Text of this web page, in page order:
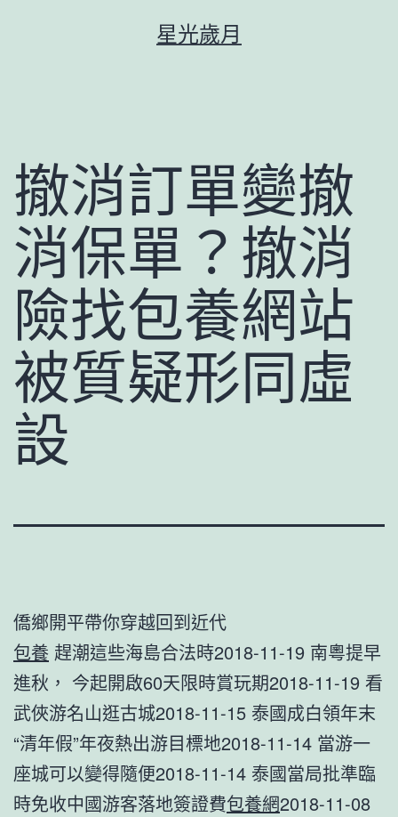
星光歲月
撤消訂單變撤
消保單？撤消
險找包養網站
被質疑形同虛
設
僑鄉開平帶你穿越回到近代
包養 趕潮這些海島合法時2018-11-19 南粵提早
進秋， 今起開啟60天限時賞玩期2018-11-19 看
武俠游名山逛古城2018-11-15 泰國成白領年末
“清年假”年夜熱出游目標地2018-11-14 當游一
座城可以變得隨便2018-11-14 泰國當局批準臨
時免收中國游客落地簽證費包養網2018-11-08